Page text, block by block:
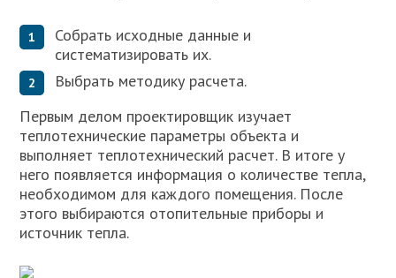
Собрать исходные данные и
систематизировать их.
Выбрать методику расчета.
Первым делом проектировщик изучает
теплотехнические параметры объекта и
выполняет теплотехнический расчет. В итоге у
него появляется информация о количестве тепла,
необходимом для каждого помещения. После
этого выбираются отопительные приборы и
источник тепла.